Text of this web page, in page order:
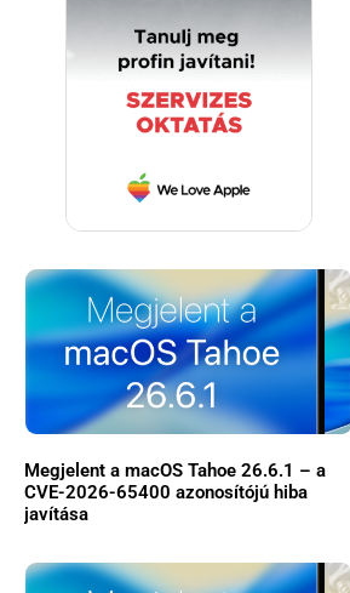
Megjelent a macOS Tahoe 26.6.1 – a
CVE-2026-65400 azonosítójú hiba
javítása